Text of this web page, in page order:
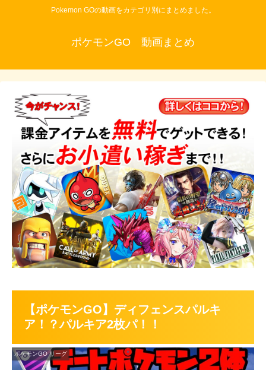
Pokemon GOの動画をカテゴリ別にまとめました。
ポケモンGO 動画まとめ
【ポケモンGO】ディフェンスパルキ
ア！？パルキア2枚パ！！
ポケモンGO リーグ